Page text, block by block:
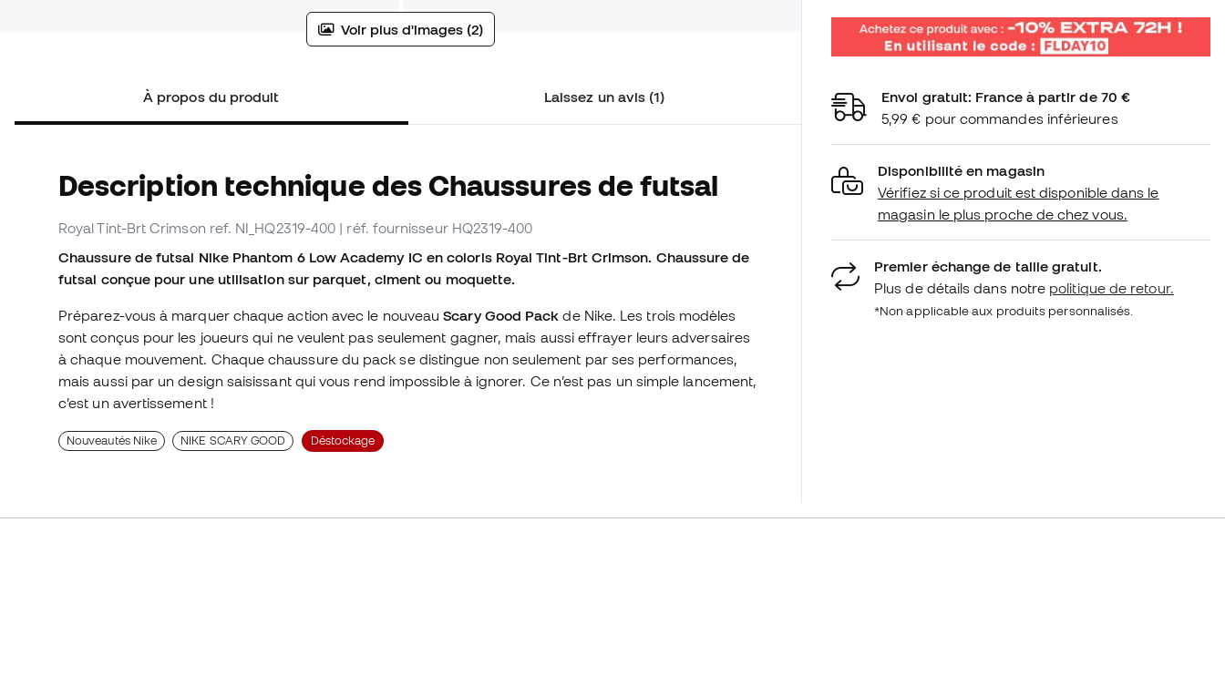
Voir plus d'images (2)
À propos du produit Laissez un avis (1)
Description technique des Chaussures de futsal
Royal Tint-Brt Crimson ref. NI_HQ2319-400 | réf. fournisseur HQ2319-400
Chaussure de futsal Nike Phantom 6 Low Academy IC en coloris Royal Tint-Brt Crimson. Chaussure de
futsal conçue pour une utilisation sur parquet, ciment ou moquette.
Préparez-vous à marquer chaque action avec le nouveauScary Good Pack de Nike. Les trois modèles
sont conçus pour les joueurs qui ne veulent pas seulement gagner, mais aussi effrayer leurs adversaires
à chaque mouvement. Chaque chaussure du pack se distingue non seulement par ses performances,
mais aussi par un design saisissant qui vous rend impossible à ignorer. Ce n’est pas un simple lancement,
c’est un avertissement !
Nouveautés Nike NIKE SCARY GOOD Déstockage
Envoi gratuit: France à partir de 70 €
5,99 € pour commandes inférieures
Disponibilité en magasin
Vérifiez si ce produit est disponible dans le
magasin le plus proche de chez vous.
Premier échange de taille gratuit.
Plus de détails dans notre politique de retour.
*Non applicable aux produits personnalisés.